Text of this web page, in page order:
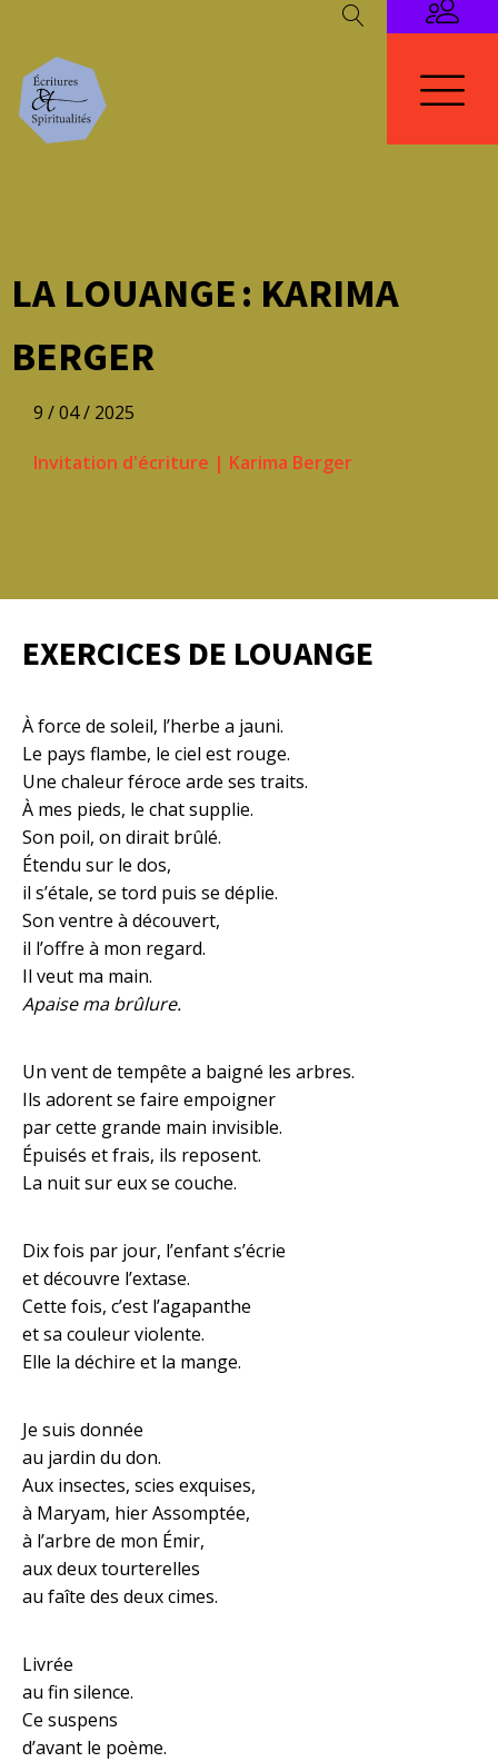
LA LOUANGE : KARIMA
BERGER
9 / 04 / 2025
Invitation d'écriture | Karima Berger
EXERCICES DE LOUANGE
À force de soleil, l’herbe a jauni.
Le pays flambe, le ciel est rouge.
Une chaleur féroce arde ses traits.
À mes pieds, le chat supplie.
Son poil, on dirait brûlé.
Étendu sur le dos,
il s’étale, se tord puis se déplie.
Son ventre à découvert,
il l’offre à mon regard.
Il veut ma main.
Apaise ma brûlure.
Un vent de tempête a baigné les arbres.
Ils adorent se faire empoigner
par cette grande main invisible.
Épuisés et frais, ils reposent.
La nuit sur eux se couche.
Dix fois par jour, l’enfant s’écrie
et découvre l’extase.
Cette fois, c’est l’agapanthe
et sa couleur violente.
Elle la déchire et la mange.
Je suis donnée
au jardin du don.
Aux insectes, scies exquises,
à Maryam, hier Assomptée,
à l’arbre de mon Émir,
aux deux tourterelles
au faîte des deux cimes.
Livrée
au fin silence.
Ce suspens
d’avant le poème.